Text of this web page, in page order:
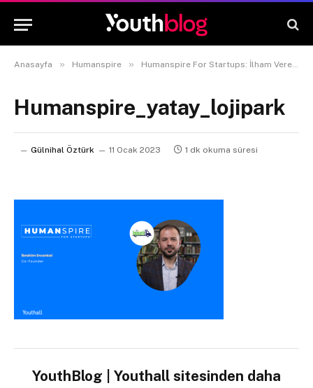
Anasayfa » Humanspire » Humanspire For Startups: İlham Veren Röportajlar #21 LojiPark Co-Founder İbrahim Ercankal
Humanspire_yatay_lojipark
Gülnihal Öztürk 11 Ocak 2023 1 dk okuma süresi
YouthBlog | Youthall sitesinden daha